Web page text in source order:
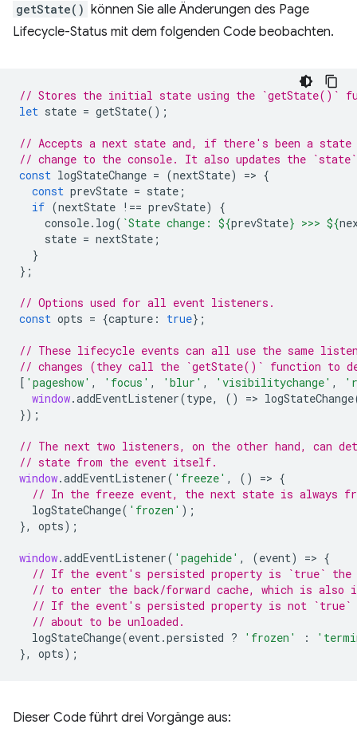
getState() können Sie alle Änderungen des Page
Lifecycle-Status mit dem folgenden Code beobachten.
// Stores the initial state using the `getState()`
let state = getState();
// Accepts a next state and, if there's been a state
// change to the console. It also updates the `state`
const logStateChange = (nextState) => {
const prevState = state ;
if (nextState !== prevState)
{
console. log( `State change: ${prevState} >>> ${
state = nextState ;
}
};
// Options used for all event listeners.
const opts = {capture : true};
// These lifecycle events can all use the same
// changes (they call the `getState()` function to
[ 'pageshow' , 'focus' , 'blur' , 'visibilitychange' ,
window.addEventListener(type, () => logStateChange
});
// The next two listeners, on the other hand, can
// state from the event itself.
window.addEventListener( 'freeze' , () => {
// In the freeze event, the next state is always
logStateChange( 'frozen' );
},
opts);
window.addEventListener( 'pagehide' , (event) => {
// If the event's persisted property is `true` the
// to enter the back/forward cache, which is also
// If the event's persisted property is not `true`
// about to be unloaded.
logStateChange(event .persisted ? 'frozen' :
},
opts);
Dieser Code führt drei Vorgänge aus: